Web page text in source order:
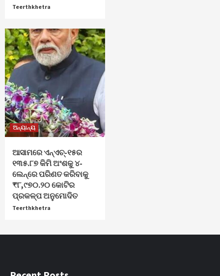
Teerthkhetra
ଅନ୍ୟାନ୍ୟ
ଆସାମରେ ଏନ୍ଏଚ୍-୧୫ର
୧୩୫.୮୭ କିମି ଅଂଶକୁ ୪-
ଲେନ୍‌ରେ ପରିଣତ କରିବାକୁ
₹୮,୯୭୦.୨୦ କୋଟିର
ପ୍ରକଳ୍ପ ଅନୁମୋଦିତ
Teerthkhetra